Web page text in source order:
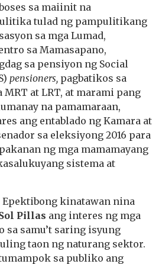
sa maiinit na
tulad ng pampulitikang
sa mga Lumad,
sa Mamasapano,
sa pensiyon ng Social
pensioners, pagbatikos sa
at LRT, at marami pang
na pamamaraan,
ang entablado ng Kamara at
sa eleksiyong 2016 para
ng mga mamamayang
sistema at
Epektibong kinatawan nina
Pillas ang interes ng mga
samu’t saring isyung
taon ng naturang sektor.
sa publiko ang